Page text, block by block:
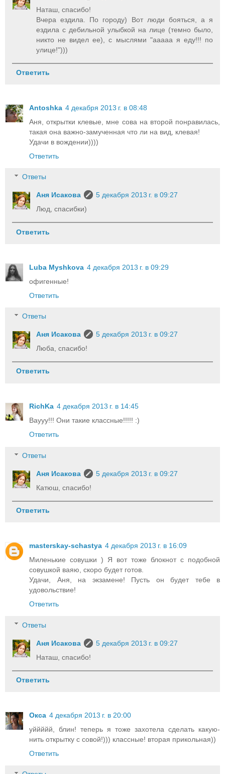
Наташ, спасибо!
Вчера ездила. По городу) Вот люди бояться, а я
ездила с дебильной улыбкой на лице (темно было,
никто не видел ее), с мыслями "ааааа я еду!!! по
улице!")))
Ответить
Antoshka 4 декабря 2013 г. в 08:48
Аня, открытки клевые, мне сова на второй понравилась,
такая она важно-замученная что ли на вид, клевая!
Удачи в вождении))))
Ответить
Ответы
Аня Исакова
5 декабря 2013 г. в 09:27
Люд, спасибки)
Ответить
Luba Myshkova 4 декабря 2013 г. в 09:29
офигенные!
Ответить
Ответы
Аня Исакова
5 декабря 2013 г. в 09:27
Люба, спасибо!
Ответить
RichKa 4 декабря 2013 г. в 14:45
Ваууу!!! Они такие классные!!!!! :)
Ответить
Ответы
Аня Исакова
5 декабря 2013 г. в 09:27
Катюш, спасибо!
Ответить
masterskay-schastya 4 декабря 2013 г. в 16:09
Миленькие совушки ) Я вот тоже блокнот с подобной
совушкой ваяю, скоро будет готов.
Удачи, Аня, на экзамене! Пусть он будет тебе в
удовольствие!
Ответить
Ответы
Аня Исакова
5 декабря 2013 г. в 09:27
Наташ, спасибо!
Ответить
Окса 4 декабря 2013 г. в 20:00
уййййй, блин! теперь я тоже захотела сделать какую-
нить открытку с совой!))) классные! вторая прикольная))
Ответить